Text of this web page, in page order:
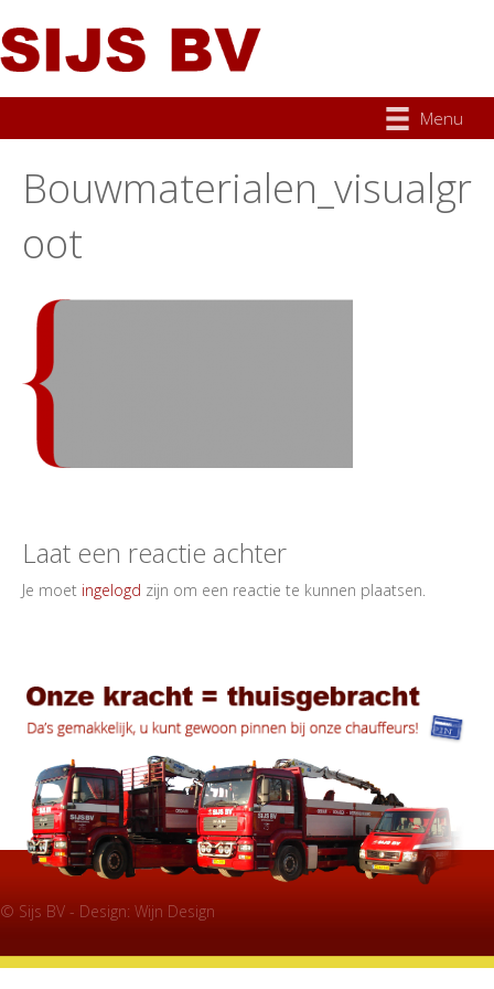
Menu
Bouwmaterialen_visualgr
oot
Laat een reactie achter
Je moet ingelogd zijn om een reactie te kunnen plaatsen.
© Sijs BV - Design: Wijn Design